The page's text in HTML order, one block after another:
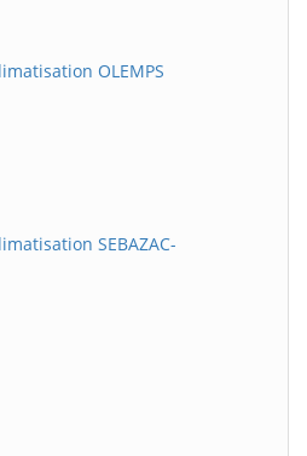
OLEMPS
SEBAZAC-